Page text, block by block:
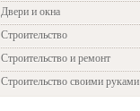
Двери и окна
Строительство
Строительство и ремонт
Строительство своими руками